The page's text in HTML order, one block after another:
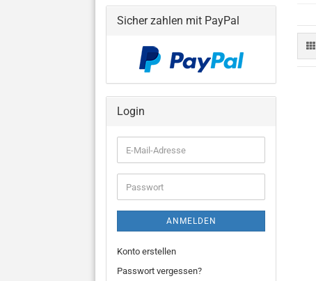
Sicher zahlen mit PayPal
Login
E-
Mail-
Adresse
Passwort
ANMELDEN
Konto erstellen
Passwort vergessen?